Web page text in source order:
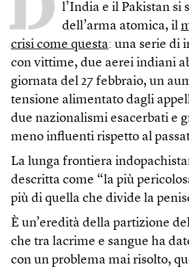
l’India e il Pakistan si
dell’arma atomica, il
crisi come questa: una serie di
con vittime, due aerei indiani
giornata del 27 febbraio, un
tensione alimentato dagli
due nazionalismi esacerbati e
meno influenti rispetto al
La lunga frontiera
descritta come “la più
più di quella che divide la
È un’eredità della partizione
che tra lacrime e sangue ha
con un problema mai risolto,